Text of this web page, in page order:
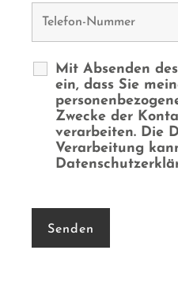
Mit Absenden
ein, dass Sie
Zwecke der
verarbeiten. Die
Verarbeitung